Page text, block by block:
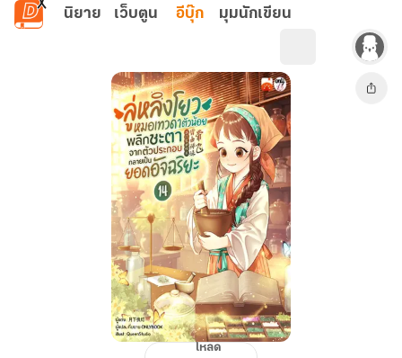
ข้ามไปยังเนื้อหาหลัก
นิยาย เว็บตูน อีบุ๊ก มุมนักเขียน
โหลด